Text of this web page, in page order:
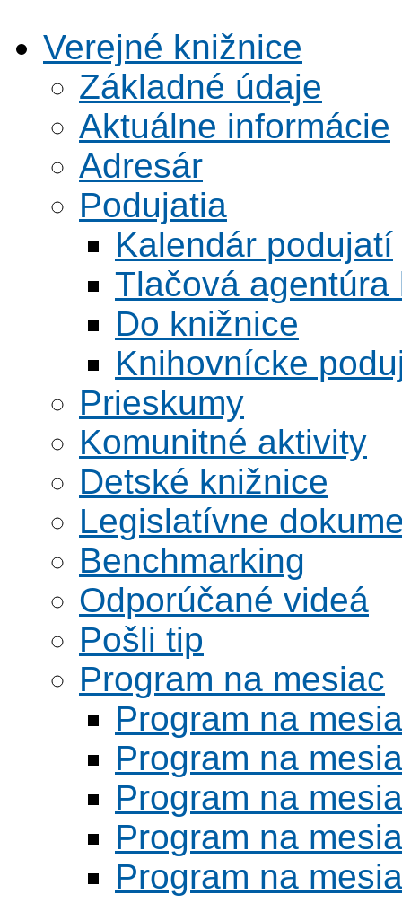
Verejné knižnice
Základné údaje
Aktuálne informácie
Adresár
Podujatia
Kalendár podujatí
Tlačová agentúra
Do knižnice
Knihovnícke
Prieskumy
Komunitné aktivity
Detské knižnice
Legislatívne
Benchmarking
Odporúčané videá
Pošli tip
Program na mesiac
Program na
Program na
Program na
Program na
Program na